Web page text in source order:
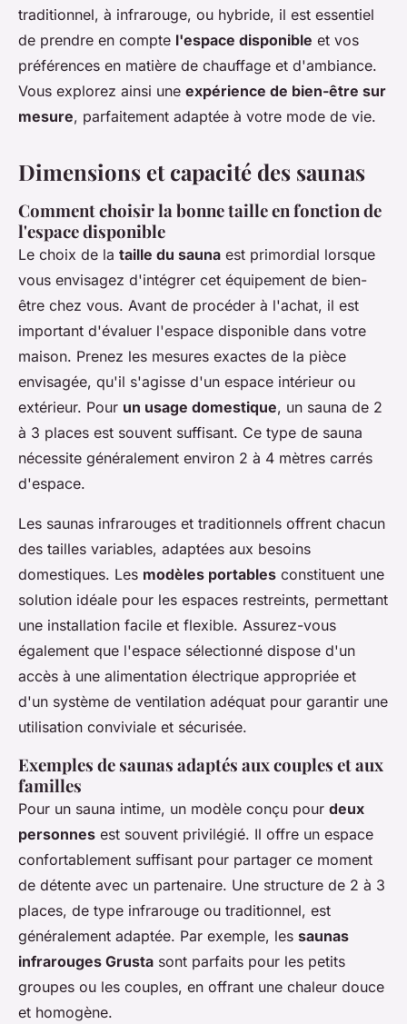
traditionnel, à infrarouge, ou hybride, il est essentiel
de prendre en compte l'espace disponible et vos
préférences en matière de chauffage et d'ambiance.
Vous explorez ainsi une expérience de bien-être sur
mesure, parfaitement adaptée à votre mode de vie.
Dimensions et capacité des saunas
Comment choisir la bonne taille en fonction de
l'espace disponible
Le choix de la taille du sauna est primordial lorsque
vous envisagez d'intégrer cet équipement de bien-
être chez vous. Avant de procéder à l'achat, il est
important d'évaluer l'espace disponible dans votre
maison. Prenez les mesures exactes de la pièce
envisagée, qu'il s'agisse d'un espace intérieur ou
extérieur. Pour un usage domestique, un sauna de 2
à 3 places est souvent suffisant. Ce type de sauna
nécessite généralement environ 2 à 4 mètres carrés
d'espace.
Les saunas infrarouges et traditionnels offrent chacun
des tailles variables, adaptées aux besoins
domestiques. Les modèles portables constituent une
solution idéale pour les espaces restreints, permettant
une installation facile et flexible. Assurez-vous
également que l'espace sélectionné dispose d'un
accès à une alimentation électrique appropriée et
d'un système de ventilation adéquat pour garantir une
utilisation conviviale et sécurisée.
Exemples de saunas adaptés aux couples et aux
familles
Pour un sauna intime, un modèle conçu pour deux
personnes est souvent privilégié. Il offre un espace
confortablement suffisant pour partager ce moment
de détente avec un partenaire. Une structure de 2 à 3
places, de type infrarouge ou traditionnel, est
généralement adaptée. Par exemple, les saunas
infrarouges Grusta sont parfaits pour les petits
groupes ou les couples, en offrant une chaleur douce
et homogène.